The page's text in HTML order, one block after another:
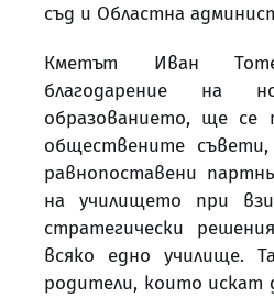
съд и Областна
Кметът Иван
благодарение на
образованието, ще се
обществените
равнопоставени
на училището при
стратегически
всяко едно училище.
родители, които искат